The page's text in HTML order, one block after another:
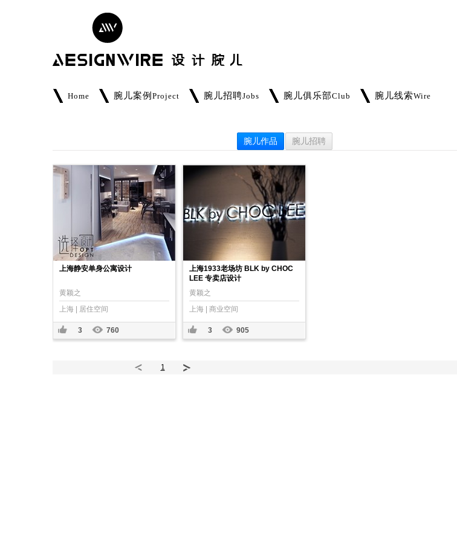
Home 腕儿案例 Project 腕儿招聘Jobs 腕儿俱乐部Club 腕儿线索Wire
腕儿作品 腕儿招聘
上海静安单身公寓设计
黄颖之
上海 | 居住空间
3 760
上海1933老场坊 BLK by CHOC
LEE 专卖店设计
黄颖之
上海 | 商业空间
3 905
1